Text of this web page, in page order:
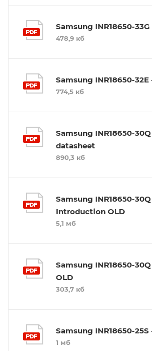
Samsung INR18650-
478,9 кб
Samsung INR18650-
774,5 кб
Samsung INR18650-
datasheet
890,3 кб
Samsung INR18650-30Q
Introduction OLD
5,1 мб
Samsung INR18650-
OLD
303,7 кб
Samsung INR18650-
1 мб